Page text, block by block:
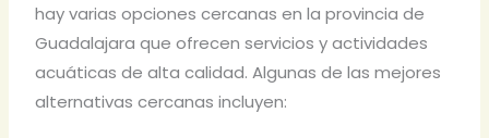
hay varias opciones cercanas en la provincia de
Guadalajara que ofrecen servicios y actividades
acuáticas de alta calidad. Algunas de las mejores
alternativas cercanas incluyen: